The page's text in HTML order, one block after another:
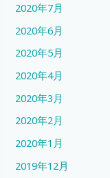
2020年7月
2020年6月
2020年5月
2020年4月
2020年3月
2020年2月
2020年1月
2019年12月